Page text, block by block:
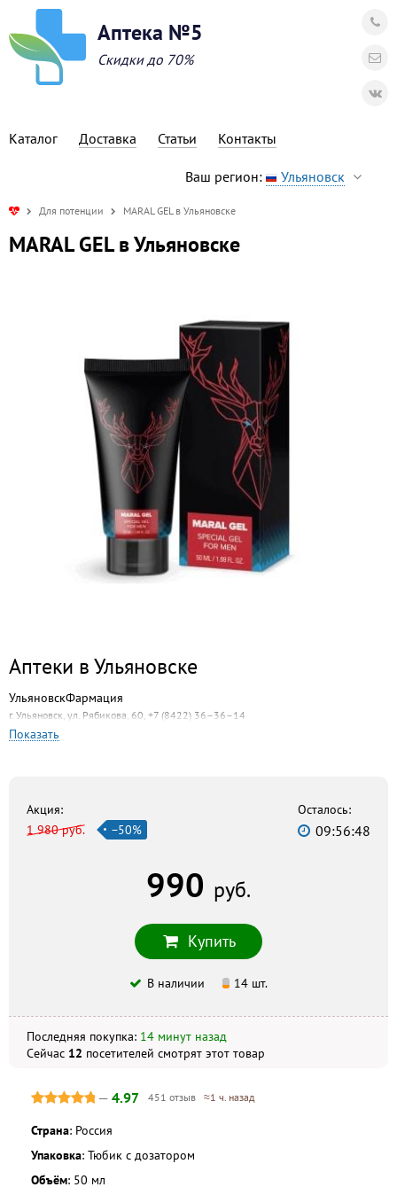
Аптека №5
Скидки до 70%
Каталог Доставка Статьи Контакты
Ваш регион: Ульяновск
Для потенции MARAL GEL в Ульяновске
MARAL GEL в Ульяновске
Аптеки в Ульяновске
УльяновскФармация
г. Ульяновск, ул. Рябикова, 60, +7 (8422) 36–36–14
Моя Аптека Низких Цен
г. Ульяновск, ул. Робеспьера, 101, +7 (8422) 46–03–03
Аптека, ИП Таратина Н.А
г. Ульяновск, ул. Артёма, 24, +7 (8422) 40–11–99
Скидка по акции действует только при оформлении
Не является публичной офертой. Комплектация и
Показать
Акция:
1 980 руб.
−50%
Осталось:
09:56:47
990 руб.
Купить
В наличии 14 шт.
Последняя покупка: 14 минут назад
Сейчас 12 посетителей смотрят этот товар
— 4.97 451 отзыв ≈1 ч. назад
Страна: Россия
Упаковка: Тюбик с дозатором
Объём: 50 мл